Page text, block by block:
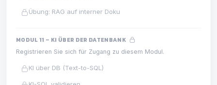
Übung: RAG auf interner Doku
MODUL 11 – KI ÜBER DER DATENBANK
Registrieren Sie sich für Zugang zu diesem Modul.
KI über DB (Text-to-SQL)